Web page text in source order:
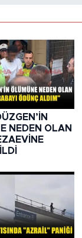
NEDEN OLAN